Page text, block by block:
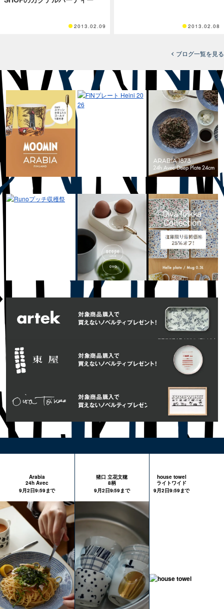
2013.02.09 2013.02.08
ブログ一覧を見る
Arabia
24h Avec
9月2日9:59まで
猪口 立花文穂
8柄
9月2日9:59まで
house towel
ライトワイド
9月2日9:59まで